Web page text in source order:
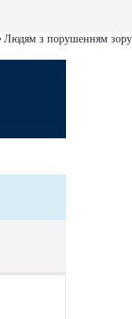
Людям з порушенням зору